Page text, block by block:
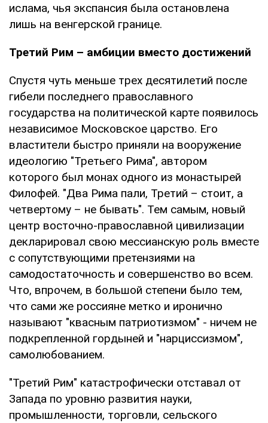
ислама, чья экспансия была остановлена
лишь на венгерской границе.
Третий Рим – амбиции вместо достижений
Спустя чуть меньше трех десятилетий после
гибели последнего православного
государства на политической карте появилось
независимое Московское царство. Его
властители быстро приняли на вооружение
идеологию "Третьего Рима", автором
которого был монах одного из монастырей
Филофей. "Два Рима пали, Третий – стоит, а
четвертому – не бывать". Тем самым, новый
центр восточно-православной цивилизации
декларировал свою мессианскую роль вместе
с сопутствующими претензиями на
самодостаточность и совершенство во всем.
Что, впрочем, в большой степени было тем,
что сами же россияне метко и иронично
называют "квасным патриотизмом" - ничем не
подкрепленной гордыней и "нарциссизмом",
самолюбованием.
"Третий Рим" катастрофически отставал от
Запада по уровню развития науки,
промышленности, торговли, сельского